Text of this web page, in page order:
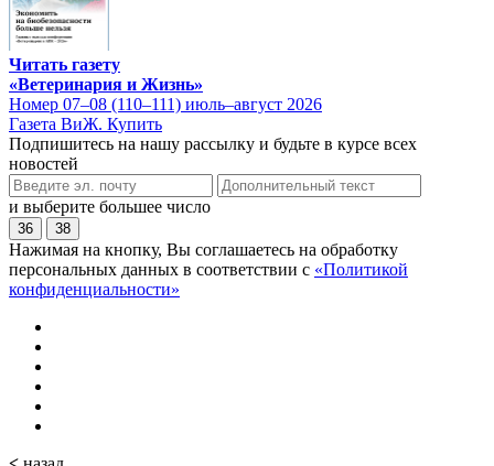
Читать газету
«Ветеринария и Жизнь»
Номер 07–08 (110–111) июль–август 2026
Газета ВиЖ. Купить
Подпишитесь на нашу рассылку и будьте в курсе всех
новостей
и выберите большее число
36 38
Нажимая на кнопку, Вы соглашаетесь на обработку
персональных данных в соответствии с «Политикой
конфиденциальности»